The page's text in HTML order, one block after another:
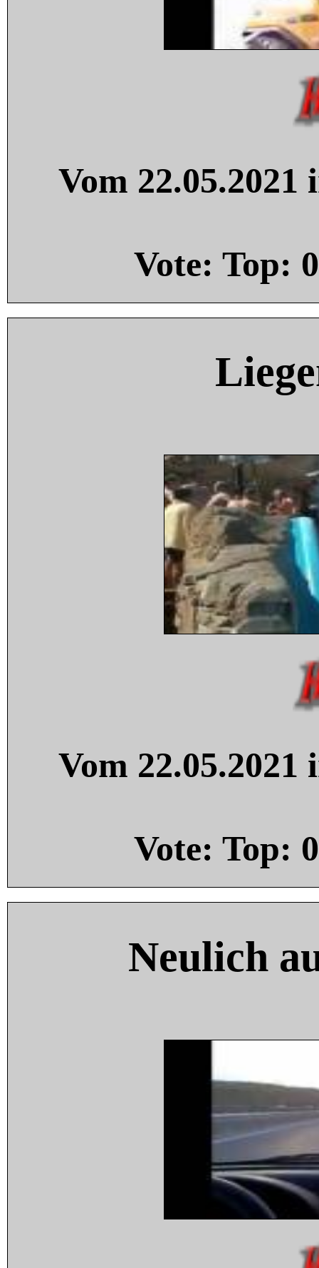
Vom
Vote: Top: 0
Vom
Vote: Top: 0
Neulich